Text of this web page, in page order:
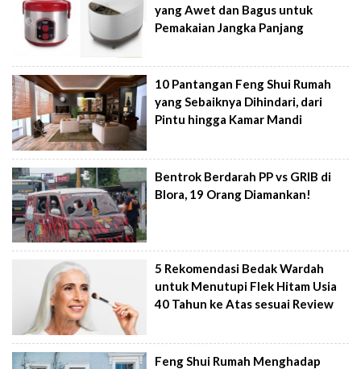
yang Awet dan Bagus untuk
Pemakaian Jangka Panjang
10 Pantangan Feng Shui Rumah
yang Sebaiknya Dihindari, dari
Pintu hingga Kamar Mandi
Bentrok Berdarah PP vs GRIB di
Blora, 19 Orang Diamankan!
5 Rekomendasi Bedak Wardah
untuk Menutupi Flek Hitam Usia
40 Tahun ke Atas sesuai Review
Feng Shui Rumah Menghadap